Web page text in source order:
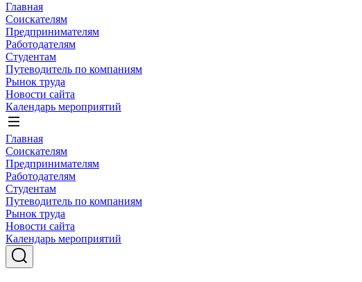
Главная
Соискателям
Предпринимателям
Работодателям
Студентам
Путеводитель по компаниям
Рынок труда
Новости сайта
Календарь мероприятий
Главная
Соискателям
Предпринимателям
Работодателям
Студентам
Путеводитель по компаниям
Рынок труда
Новости сайта
Календарь мероприятий